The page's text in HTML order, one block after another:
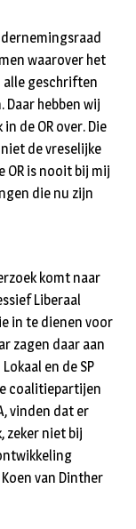
waarover het
alle geschriften
hebben wij
de OR over. Die
de vreselijke
OR is nooit bij mij
die nu zijn
komt naar
Liberaal
in te dienen voor
zagen daar aan
en de SP
coalitiepartijen
vinden dat er
zeker niet bij
van Dinther